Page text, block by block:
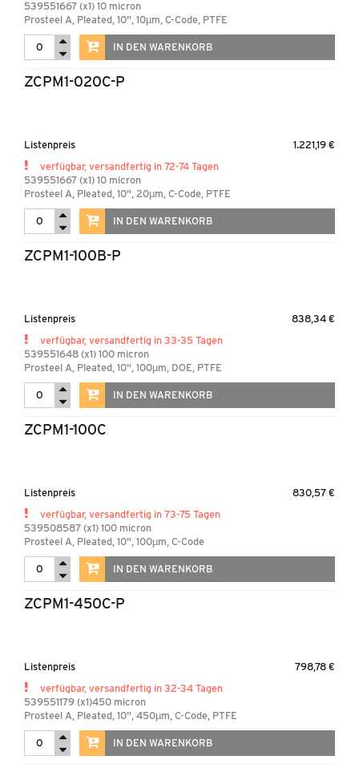
539551667 (x1) 10 micron
Prosteel A, Pleated, 10", 10µm, C-Code, PTFE
IN DEN WARENKORB
ZCPM1-020C-P
Listenpreis
1.221,19 €
verfügbar, versandfertig in 72-74 Tagen
539551667 (x1) 10 micron
Prosteel A, Pleated, 10", 20µm, C-Code, PTFE
IN DEN WARENKORB
ZCPM1-100B-P
Listenpreis
838,34 €
verfügbar, versandfertig in 33-35 Tagen
539551648 (x1) 100 micron
Prosteel A, Pleated, 10", 100µm, DOE, PTFE
IN DEN WARENKORB
ZCPM1-100C
Listenpreis
830,57 €
verfügbar, versandfertig in 73-75 Tagen
539508587 (x1) 100 micron
Prosteel A, Pleated, 10", 100µm, C-Code
IN DEN WARENKORB
ZCPM1-450C-P
Listenpreis
798,78 €
verfügbar, versandfertig in 32-34 Tagen
539551179 (x1)450 micron
Prosteel A, Pleated, 10", 450µm, C-Code, PTFE
IN DEN WARENKORB